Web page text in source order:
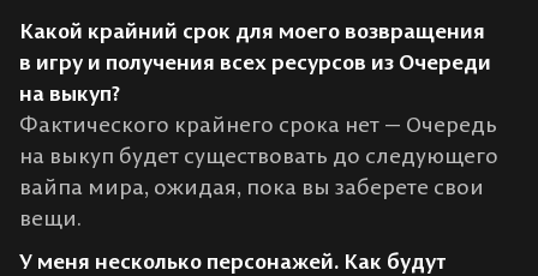
Какой крайний срок для моего возвращения
в игру и получения всех ресурсов из Очереди
на выкуп?
Фактического крайнего срока нет — Очередь
на выкуп будет существовать до следующего
вайпа мира, ожидая, пока вы заберете свои
вещи.
У меня несколько персонажей. Как будут